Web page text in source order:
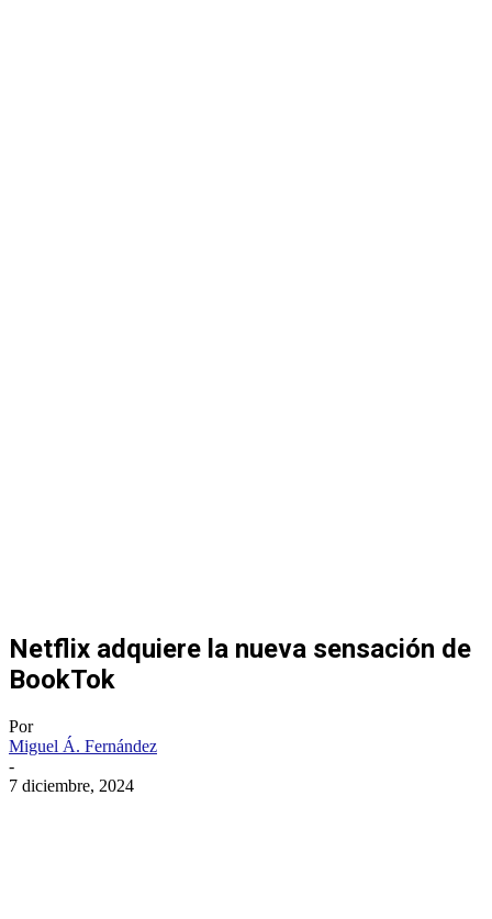
Netflix adquiere la nueva sensación de
BookTok
Por
Miguel Á. Fernández
-
7 diciembre, 2024